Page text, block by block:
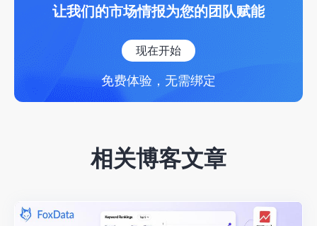
让我们的市场情报为您的团队赋能
现在开始
免费体验，无需绑定
相关博客文章